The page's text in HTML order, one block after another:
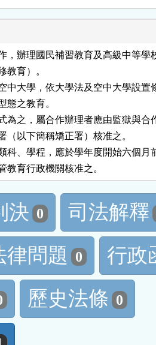
，辦理國民補習教育及高級中等學
教育）。
中大學，依大學法及空中大學設置
態之教育。
為之，屬合作辦理者應由監獄與合
（以下簡稱矯正署）核准之。
科、學程，應於學年度開始六個月
教育行政機關核准之。
決 0
司法解釋
律問題 0
行政
歷史法條 0